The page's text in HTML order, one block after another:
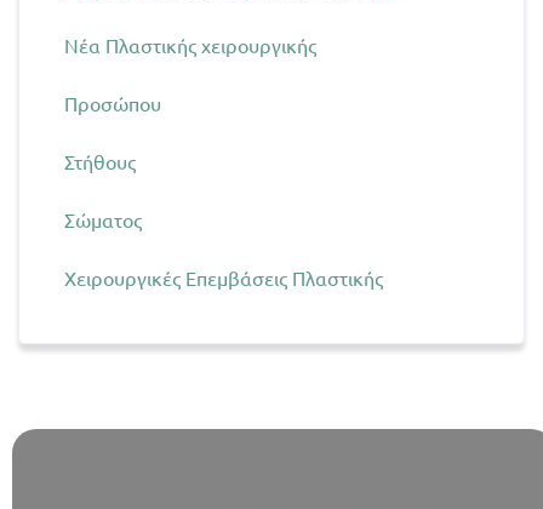
Νέα Πλαστικής χειρουργικής
Προσώπου
Στήθους
Σώματος
Χειρουργικές Επεμβάσεις Πλαστικής